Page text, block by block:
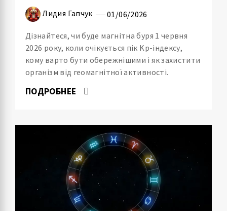
Лидия Гапчук 01/06/2026
Дізнайтеся, чи буде магнітна буря 1 червня
2026 року, коли очікується пік Kp-індексу,
кому варто бути обережнішими і як захистити
організм від геомагнітної активності.
ПОДРОБНЕЕ